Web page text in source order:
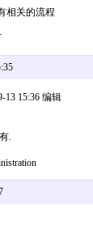
相关的流程
13 15:36 编辑
.